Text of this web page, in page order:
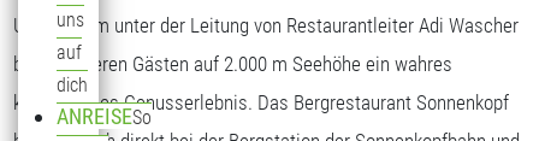
uns
auf
dich
ANREISESo
Unser Team unter der Leitung von Restaurantleiter Adi Wascher
bietet unseren Gästen auf 2.000 m Seehöhe ein wahres
kulinarisches Genusserlebnis. Das Bergrestaurant Sonnenkopf